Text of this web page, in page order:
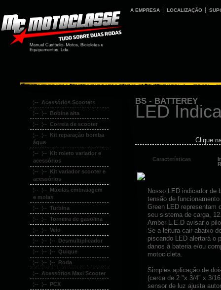
A EMPRESA LOCALIZAÇÃO
¦-- Acessórios Scooters
¦-- ¦-- Bobine alta
¦-- ¦-- Correia de scooter
¦-- ¦-- Kit reparação bomba
água
¦-- ¦-- Kit roleto variador e
acessórios
¦-- ¦-- Kit variador scooter e
acessórios
¦-- ¦-- Maxilas embraiagem
e molas
¦-- ¦-- Turbina
¦-- ¦-- Torneira de gasolina
¦-- ¦-- Veio
¦-- ¦-- ¦-- Desmultiplicador
¦-- ¦-- ¦-- Quique
¦-- ¦-- ¦-- Roda
¦-- Acessórios Maxi Scooter
¦-- ¦-- PCX
BS - BATTEREY
LED
Clique
Características
Nosso LED indicador de
tensão de
Green LED representam
seu sistema de carga,
Amber L.E.D avisar o
Se a leitura cair abaixo
piscando LED alertará o
danos à bateria e/ou
motocicleta.
Simples aplicação de
(cerca de 2 "x 3/4" x 3/
sensor de luz ajusta